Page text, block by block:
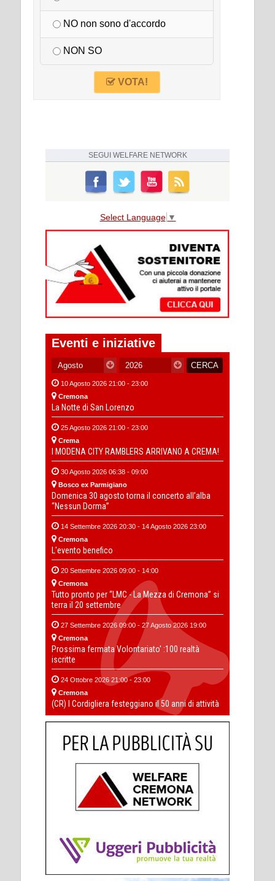
NO non sono d'accordo
NON SO
VOTA!
SEGUI WELFARE NETWORK
Select Language ▼
Eventi e iniziative
10 Agosto 2026 21:00 - 23:00
Cremona
La Notte di San Lorenzo
25 Agosto 2026 21:00 - 23:00
Crema
I MODENA CITY RAMBLERS ARRIVANO A CREMA!
30 Agosto 2026 06:38 - 09:00
Bosco ex Parmigiano
Domenica 30 agosto torna il concerto all’alba
“Nessun Dorma”
14 Settembre 2026 20:30 - 14 Agosto 2026 23:00
Cremona
L'evento benefico
20 Settembre 2026 09:00 - 14:00
Cremona
Tutto pronto per “LMC - La Mezza di Cremona” si
terra il 20 settembre
27 Settembre 2026 09:00 - 27 Agosto 2026 19:00
Cremona
Prossima fermata Volontariato' :100 realtà
iscritte
24 Ottobre 2026 21:00 - 23:00
Cremona
(CR) I Cordigliera festeggiano il 50 anni di attività